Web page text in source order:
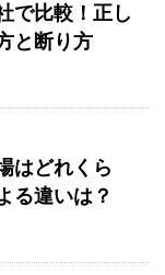
で比較！正し
と断り方
はどれくら
る違いは？